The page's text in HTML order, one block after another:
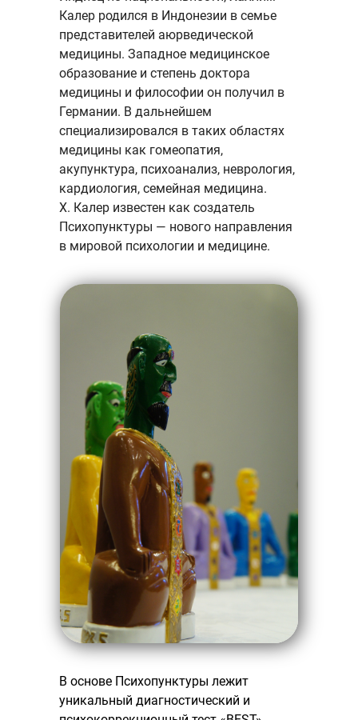
Калер родился в Индонезии в семье
представителей аюрведической
медицины. Западное медицинское
образование и степень доктора
медицины и философии он получил в
Германии. В дальнейшем
специализировался в таких областях
медицины как гомеопатия,
акупунктура, психоанализ, неврология,
кардиология, семейная медицина.
Х. Калер известен как создатель
Психопунктуры — нового направления
в мировой психологии и медицине.
В основе Психопунктуры лежит
уникальный диагностический и